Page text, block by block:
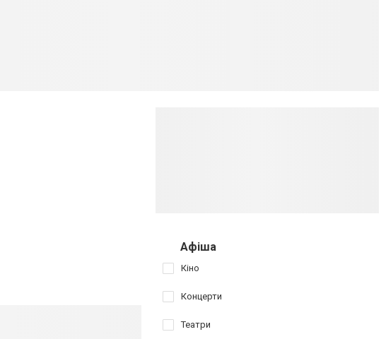
Афіша
Кіно
Концерти
Театри